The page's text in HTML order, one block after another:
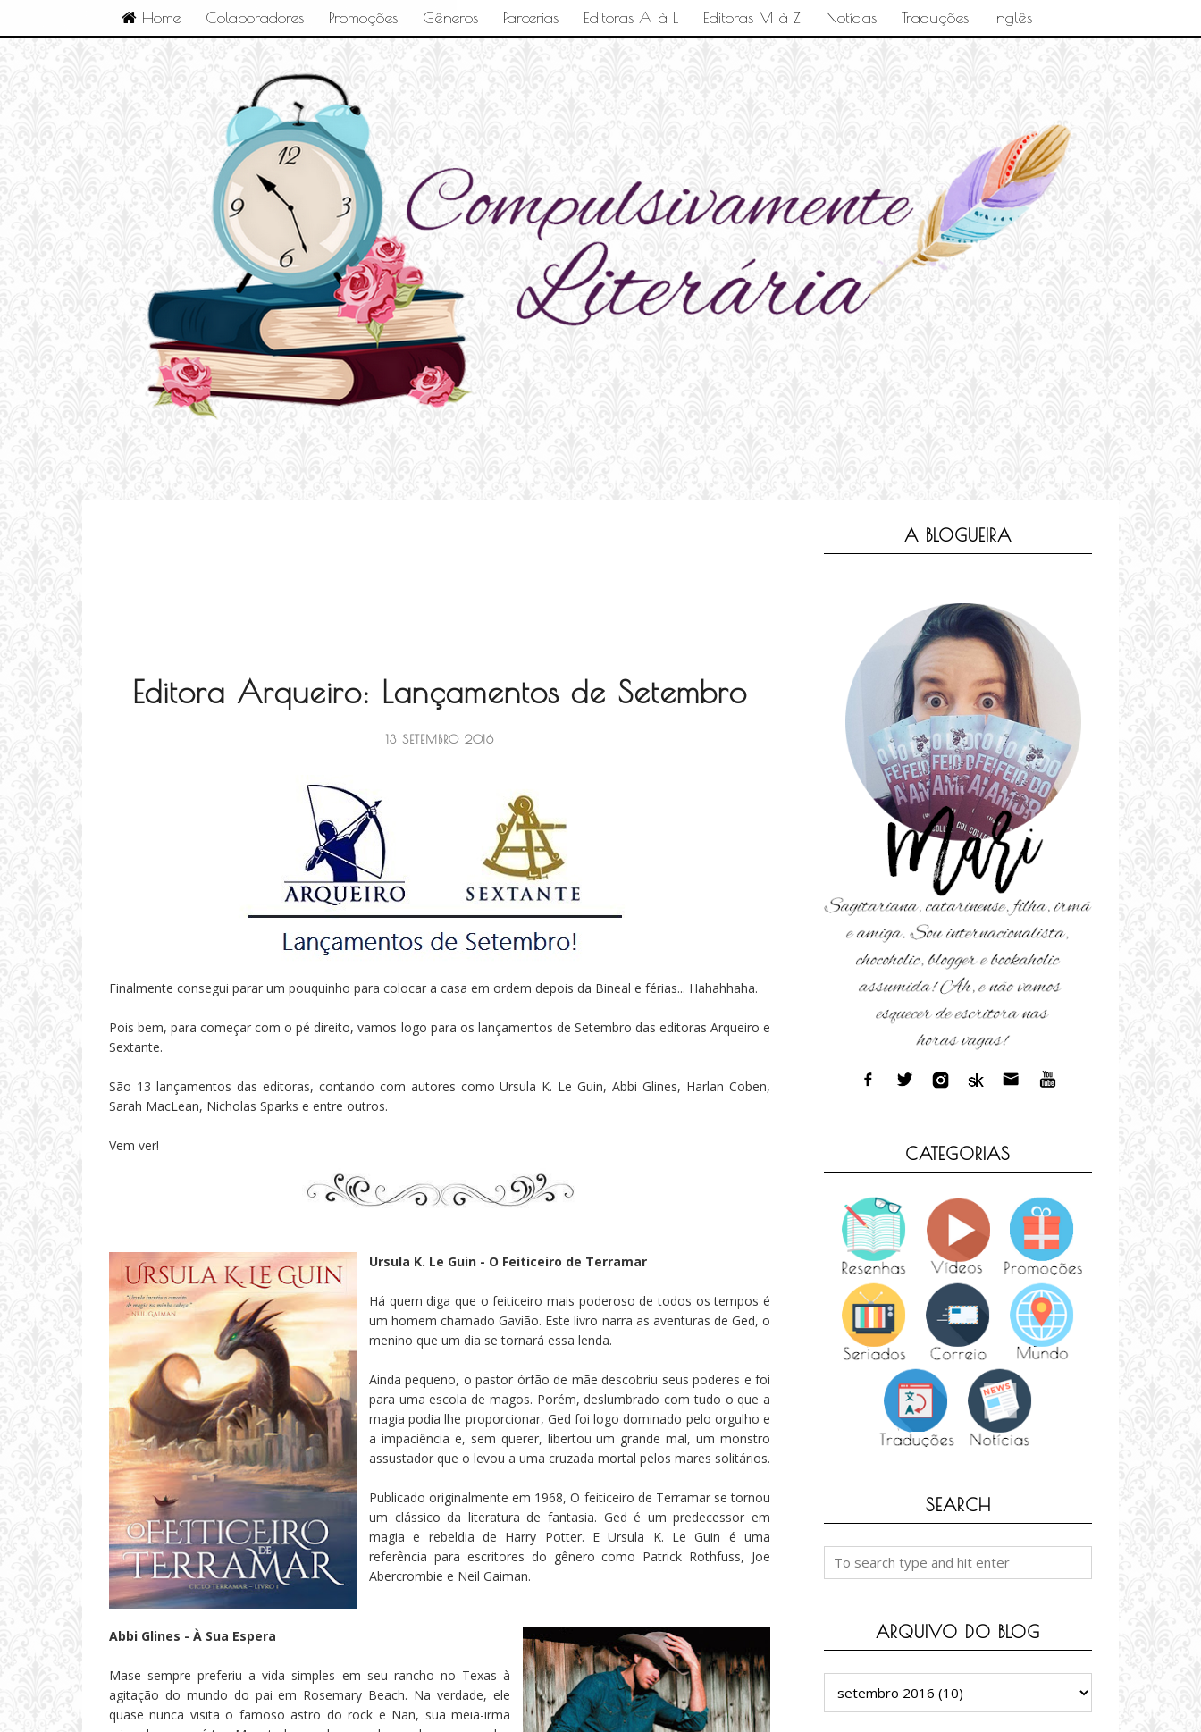
Home Colaboradores Promoções Gêneros Parcerias Editoras A à L Editoras M à Z Notícias Traduções Inglês
Editora Arqueiro: Lançamentos de Setembro
13 SETEMBRO 2016
Finalmente consegui parar um pouquinho para colocar a casa em ordem depois da Bineal e férias... Hahahhaha.
Pois bem, para começar com o pé direito, vamos logo para os lançamentos de Setembro das editoras Arqueiro e
Sextante.
São 13 lançamentos das editoras, contando com autores como Ursula K. Le Guin, Abbi Glines, Harlan Coben,
Sarah MacLean, Nicholas Sparks e entre outros.
Vem ver!
Ursula K. Le Guin - O Feiticeiro de Terramar
Há quem diga que o feiticeiro mais poderoso de todos os tempos é
um homem chamado Gavião. Este livro narra as aventuras de Ged, o
menino que um dia se tornará essa lenda.
Ainda pequeno, o pastor órfão de mãe descobriu seus poderes e foi
para uma escola de magos. Porém, deslumbrado com tudo o que a
magia podia lhe proporcionar, Ged foi logo dominado pelo orgulho e
a impaciência e, sem querer, libertou um grande mal, um monstro
assustador que o levou a uma cruzada mortal pelos mares solitários.
Publicado originalmente em 1968, O feiticeiro de Terramar se tornou
um clássico da literatura de fantasia. Ged é um predecessor em
magia e rebeldia de Harry Potter. E Ursula K. Le Guin é uma
referência para escritores do gênero como Patrick Rothfuss, Joe
Abercrombie e Neil Gaiman.
Abbi Glines - À Sua Espera
Mase sempre preferiu a vida simples em seu rancho no Texas à
agitação do mundo do pai em Rosemary Beach. Na verdade, ele
quase nunca visita o famoso astro do rock e Nan, sua meia-irmã
A BLOGUEIRA
CATEGORIAS
SEARCH
ARQUIVO DO BLOG